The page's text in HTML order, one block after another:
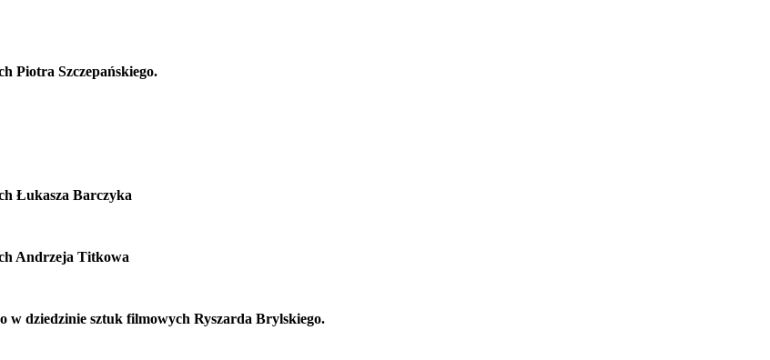
Piotra Szczepańskiego.
Łukasza Barczyka
Andrzeja Titkowa
w dziedzinie sztuk filmowych Ryszarda Brylskiego.